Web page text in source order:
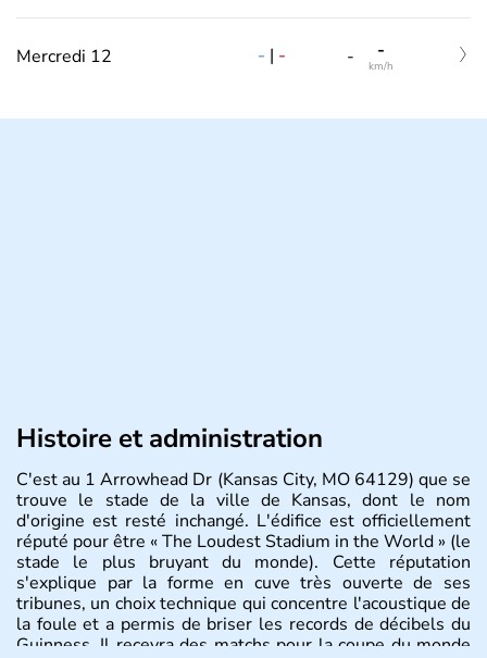
Mercredi 12 - | - - -
km/h
Histoire et administration
C'est au 1 Arrowhead Dr (Kansas City, MO 64129) que se
trouve le stade de la ville de Kansas, dont le nom
d'origine est resté inchangé. L'édifice est officiellement
réputé pour être « The Loudest Stadium in the World » (le
stade le plus bruyant du monde). Cette réputation
s'explique par la forme en cuve très ouverte de ses
tribunes, un choix technique qui concentre l'acoustique de
la foule et a permis de briser les records de décibels du
Guinness. Il recevra des matchs pour la coupe du monde